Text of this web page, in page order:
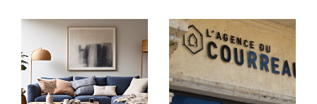
maison, un appartement, un studio ou un immeuble,
nous mettons en place des stratégies marketing
personnalisées pour capter l'attention des acheteurs
potentiels.